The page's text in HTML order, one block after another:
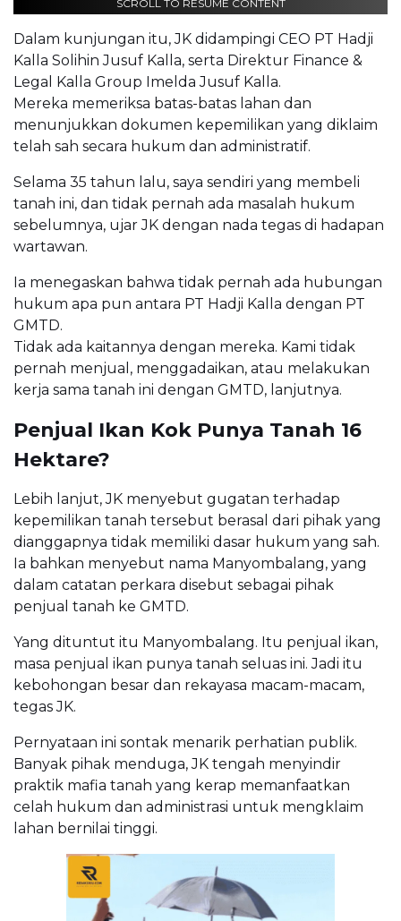
SCROLL TO RESUME CONTENT
Dalam kunjungan itu, JK didampingi CEO PT Hadji
Kalla Solihin Jusuf Kalla, serta Direktur Finance &
Legal Kalla Group Imelda Jusuf Kalla.
Mereka memeriksa batas-batas lahan dan
menunjukkan dokumen kepemilikan yang diklaim
telah sah secara hukum dan administratif.
Selama 35 tahun lalu, saya sendiri yang membeli
tanah ini, dan tidak pernah ada masalah hukum
sebelumnya, ujar JK dengan nada tegas di hadapan
wartawan.
Ia menegaskan bahwa tidak pernah ada hubungan
hukum apa pun antara PT Hadji Kalla dengan PT
GMTD.
Tidak ada kaitannya dengan mereka. Kami tidak
pernah menjual, menggadaikan, atau melakukan
kerja sama tanah ini dengan GMTD, lanjutnya.
Penjual Ikan Kok Punya Tanah 16
Hektare?
Lebih lanjut, JK menyebut gugatan terhadap
kepemilikan tanah tersebut berasal dari pihak yang
dianggapnya tidak memiliki dasar hukum yang sah.
Ia bahkan menyebut nama Manyombalang, yang
dalam catatan perkara disebut sebagai pihak
penjual tanah ke GMTD.
Yang dituntut itu Manyombalang. Itu penjual ikan,
masa penjual ikan punya tanah seluas ini. Jadi itu
kebohongan besar dan rekayasa macam-macam,
tegas JK.
Pernyataan ini sontak menarik perhatian publik.
Banyak pihak menduga, JK tengah menyindir
praktik mafia tanah yang kerap memanfaatkan
celah hukum dan administrasi untuk mengklaim
lahan bernilai tinggi.